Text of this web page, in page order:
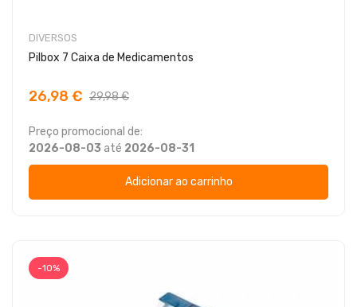
DIVERSOS
Pilbox 7 Caixa de Medicamentos
26,98 € 29,98 €
Preço promocional de:
2026-08-03 até 2026-08-31
Adicionar ao carrinho
-10%